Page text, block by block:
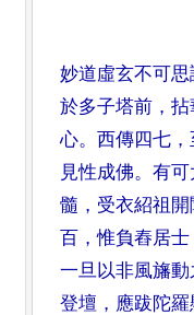
妙道虛玄不可思
於多子塔前 ，拈
心。西傳四七 ，
見性成佛。有可
髓 ， 受衣紹祖開
百 ，惟負舂居士
一旦 以非風旛
登壇 ， 應跋陀